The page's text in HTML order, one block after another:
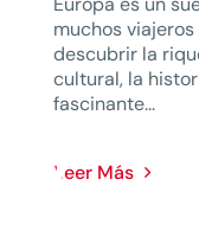
muchos
descubrir la
cultural, la
fascinante...
Leer Más